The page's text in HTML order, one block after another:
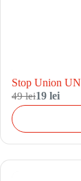
Stop Union
49 lei19 lei